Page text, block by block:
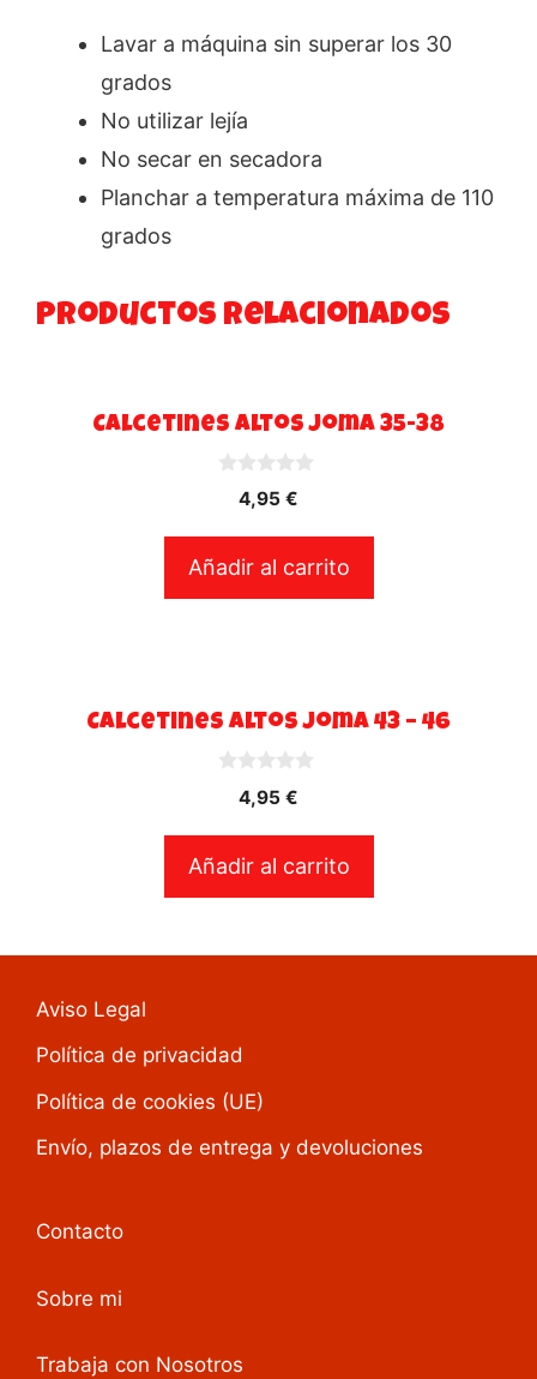
Lavar a máquina sin superar los 30
grados
No utilizar lejía
No secar en secadora
Planchar a temperatura máxima de 110
grados
Productos relacionados
Calcetines altos Joma 35-38
4,95 €
Añadir al carrito
Calcetines altos Joma 43 – 46
5
4,95 €
Añadir al carrito
Aviso Legal
Política de privacidad
Política de cookies (UE)
Envío, plazos de entrega y devoluciones
Contacto
Sobre mi
Trabaja con Nosotros